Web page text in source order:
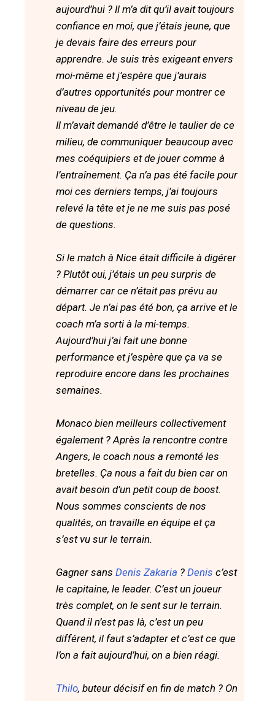
aujourd’hui ? Il m’a dit qu’il avait toujours
confiance en moi, que j’étais jeune, que
je devais faire des erreurs pour
apprendre. Je suis très exigeant envers
moi-même et j’espère que j’aurais
d’autres opportunités pour montrer ce
niveau de jeu.
Il m’avait demandé d’être le taulier de ce
milieu, de communiquer beaucoup avec
mes coéquipiers et de jouer comme à
l’entraînement. Ça n’a pas été facile pour
moi ces derniers temps, j’ai toujours
relevé la tête et je ne me suis pas posé
de questions.
Si le match à Nice était difficile à digérer
? Plutôt oui, j’étais un peu surpris de
démarrer car ce n’était pas prévu au
départ. Je n’ai pas été bon, ça arrive et le
coach m’a sorti à la mi-temps.
Aujourd’hui j’ai fait une bonne
performance et j’espère que ça va se
reproduire encore dans les prochaines
semaines.
Monaco bien meilleurs collectivement
également ? Après la rencontre contre
Angers, le coach nous a remonté les
bretelles. Ça nous a fait du bien car on
avait besoin d’un petit coup de boost.
Nous sommes conscients de nos
qualités, on travaille en équipe et ça
s’est vu sur le terrain.
Gagner sans Denis Zakaria ? Denis c’est
le capitaine, le leader. C’est un joueur
très complet, on le sent sur le terrain.
Quand il n’est pas là, c’est un peu
différent, il faut s’adapter et c’est ce que
l’on a fait aujourd’hui, on a bien réagi.
Thilo, buteur décisif en fin de match ? On